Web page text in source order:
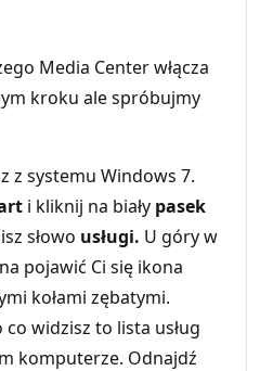
Media Center włącza
kroku ale spróbujmy
z systemu Windows 7.
i kliknij na biały pasek
słowo usługi. U góry w
pojawić Ci się ikona
kołami zębatymi.
widzisz to lista usług
komputerze. Odnajdź